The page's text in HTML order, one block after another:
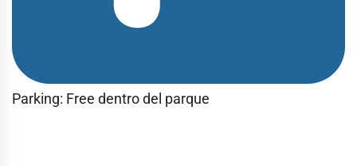
Parking: Free dentro del parque